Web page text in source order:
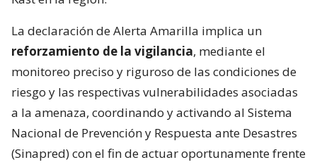
La declaración de Alerta Amarilla implica un
reforzamiento de la vigilancia, mediante el
monitoreo preciso y riguroso de las condiciones de
riesgo y las respectivas vulnerabilidades asociadas
a la amenaza, coordinando y activando al Sistema
Nacional de Prevención y Respuesta ante Desastres
(Sinapred) con el fin de actuar oportunamente frente